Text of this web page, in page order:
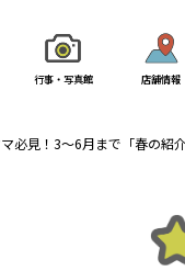
行事・写真館 店舗情報
必見！3～6月まで「春の